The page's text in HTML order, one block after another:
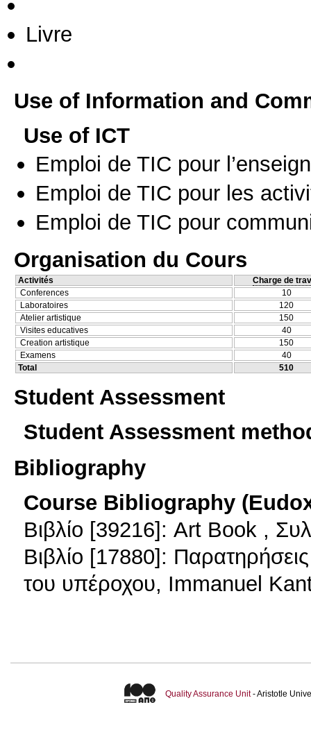
Livre
Use of Information and
Use of ICT
Emploi de TIC pour
Emploi de TIC pour les
Emploi de TIC pour
Organisation du Cours
Activités
Charge de
Conferences
10
Laboratoires
120
Atelier artistique
150
Visites educatives
40
Creation artistique
150
Examens
40
Total
510
Student Assessment
Student Assessment
Bibliography
Course Bibliography
Βιβλίο [39216]: Art Book ,
Βιβλίο [17880]:
του υπέροχου, Immanuel
Quality Assurance Unit- Aristotle